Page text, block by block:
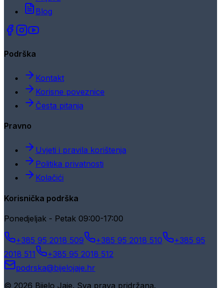
Blog
Podrška
Kontakt
Korisne poveznice
Česta pitanja
Pravno
Uvjeti i pravila korištenja
Politika privatnosti
Kolačići
Korisnička podrška
Ponedjeljak - Petak 09:00-17:00
+385 95 2018 509 +385 95 2018 510
+385 95
2018 511
+385 95 2018 512
podrska@bijelojaje.hr
© 2026 Bijelo Jaje. Sva prava pridržana.